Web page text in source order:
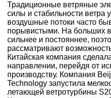
Традиционные ветряные
силы и стабильности ветра
воздушные потоки часто
порывистыми. На больших
сильнее и постояннее,
рассматривают
Китайская компания
направлении, перейдя от
производству. Компания
Technology запустила
летающей ветротурбины